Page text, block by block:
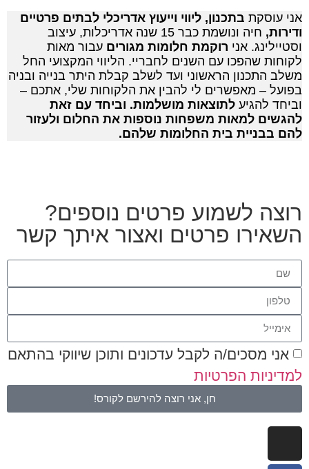
אני עוסקת בתכנון, ליווי וייעוץ אדריכלי לבתים פרטיים
ודירות,
חיה ונושמת כבר 15 שנה אדריכלות, עיצוב
וסטיילינג. אני רוקמת חלומות מגורים עבור מאות
לקוחות שהפכו עם השנים לחבריי. הליווי המקצועי החל
משלב התכנון הראשוני ועד לשלב קבלת היתר בנייה ובניה
בפועל – מאפשרים לי להבין את הלקוחות שלי, אתכם –
וביחד להגיע לתוצאות מושלמות. וביחד עם זאת
להגשים למאות משפחות נוספות את החלום ולעזור
להם בבניית בית החלומות שלהם.
רוצה לשמוע פרטים נוספים?
השאירו פרטים ואצור איתך קשר
אני מסכים/ה לקבל עדכונים ותוכן שיווקי בהתאם
למדיניות הפרטיות
חן, אני רוצה להירשם לקורס!